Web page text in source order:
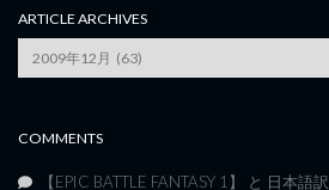
ARTICLE ARCHIVES
Article
Archives
COMMENTS
【EPIC BATTLE FANTASY 1】 と 日本語訳